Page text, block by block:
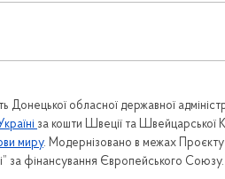
Донецької обласної державної
за кошти Швеції та Швейцарської
миру. Модернізовано в межах
за фінансування Європейського